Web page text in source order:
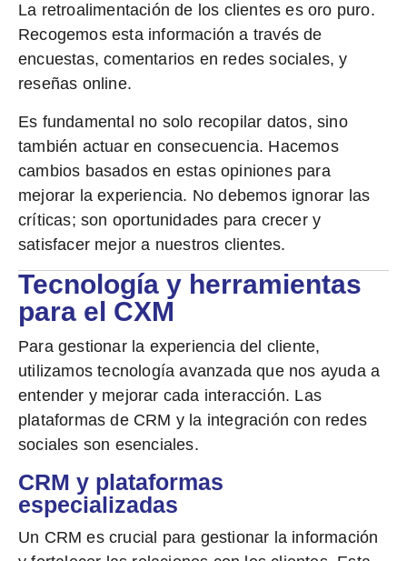
La retroalimentación de los clientes es oro puro.
Recogemos esta información a través de
encuestas, comentarios en redes sociales, y
reseñas online.
Es fundamental no solo recopilar datos, sino
también actuar en consecuencia. Hacemos
cambios basados en estas opiniones para
mejorar la experiencia. No debemos ignorar las
críticas; son oportunidades para crecer y
satisfacer mejor a nuestros clientes.
Tecnología y herramientas
para el CXM
Para gestionar la experiencia del cliente,
utilizamos tecnología avanzada que nos ayuda a
entender y mejorar cada interacción. Las
plataformas de CRM y la integración con redes
sociales son esenciales.
CRM y plataformas
especializadas
Un CRM es crucial para gestionar la información